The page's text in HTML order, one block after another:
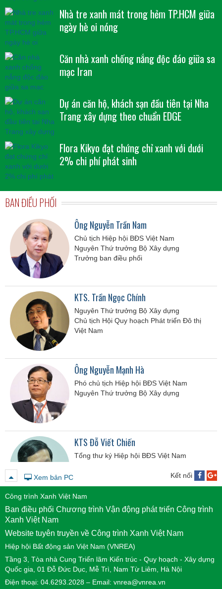
Nhà tre xanh mát trong hẻm TP.HCM giữa
ngày hè oi nóng
Căn nhà xanh chống nắng độc đáo giữa sa
mạc Iran
Dự án căn hộ, khách sạn đầu tiên tại Nha
Trang xây dựng theo chuẩn EDGE
Flora Kikyo đạt chứng chỉ xanh với dưới
2% chi phí phát sinh
BAN ĐIỀU PHỐI
Ông Nguyễn Trần Nam
Chủ tịch Hiệp hội BĐS Việt Nam
Nguyên Thứ trưởng Bộ Xây dựng
Trưởng ban điều phối
KTS. Trần Ngọc Chính
Nguyên Thứ trưởng Bộ Xây dựng
Chủ tịch Hội Quy hoạch Phát triển Đô thị
Việt Nam
Ông Nguyễn Mạnh Hà
Phó chủ tịch Hiệp hội BĐS Việt Nam
Nguyên Thứ trưởng Bộ Xây dựng
KTS Đỗ Viết Chiến
Tổng thư ký Hiệp hội BĐS Việt Nam
Ông Nguyễn Tuấn Anh
Chủ tịch Công ty Quản lý quỹ Vietinbank
Xem bản PC Kết nối
Công trình Xanh Việt Nam
Ban điều phối Chương trình Vận động phát triển Công trình
Xanh Việt Nam
Website tuyên truyền về Công trình Xanh Việt Nam
Hiệp hội Bất động sản Việt Nam (VNREA)
Tầng 3, Tòa nhà Cung Triển lãm Kiến trúc - Quy hoạch - Xây dựng
Quốc gia, 01 Đỗ Đức Dục, Mễ Trì, Nam Từ Liêm, Hà Nội
Điện thoại: 04.6293.2028 – Email: vnrea@vnrea.vn